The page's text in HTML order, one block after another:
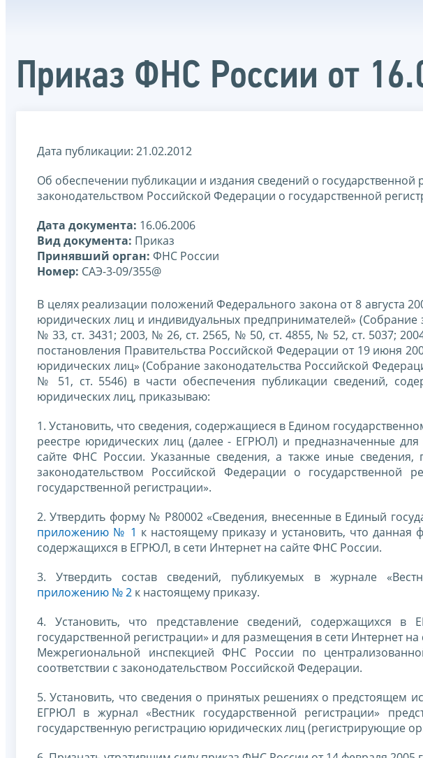
Приказ ФНС России от
Дата публикации: 21.02.2012
Об обеспечении публикации и издания сведений о государственной
законодательством Российской Федерации о государственной
Дата документа: 16.06.2006
Вид документа: Приказ
Принявший орган: ФНС России
Номер: САЭ-3-09/355@
В целях реализации положений Федерального закона от 8 августа
юридических лиц и индивидуальных предпринимателей» (Собрание
№ 33, ст. 3431; 2003, № 26, ст. 2565, № 50, ст. 4855, № 52, ст. 5037;
постановления Правительства Российской Федерации от 19 июня
юридических лиц» (Собрание законодательства Российской
№ 51, ст. 5546) в части обеспечения публикации сведений,
юридических лиц, приказываю:
1. Установить, что сведения, содержащиеся в Едином
реестре юридических лиц (далее - ЕГРЮЛ) и предназначенные
сайте ФНС России. Указанные сведения, а также иные сведения,
законодательством Российской Федерации о государственной
государственной регистрации».
2. Утвердить форму № Р80002 «Сведения, внесенные в Единый
приложению № 1 к настоящему приказу и установить, что
содержащихся в ЕГРЮЛ, в сети Интернет на сайте ФНС России.
3. Утвердить состав сведений, публикуемых в журнале
приложению № 2 к настоящему приказу.
4. Установить, что представление сведений, содержащихся
государственной регистрации» и для размещения в сети Интернет
Межрегиональной инспекцией ФНС России по
соответствии с законодательством Российской Федерации.
5. Установить, что сведения о принятых решениях о предстоящем
ЕГРЮЛ в журнал «Вестник государственной регистрации»
государственную регистрацию юридических лиц (регистрирующие